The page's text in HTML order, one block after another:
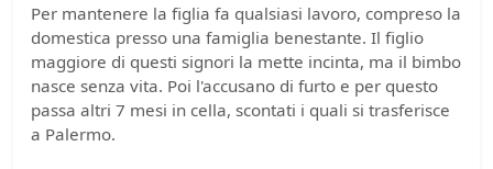
Per mantenere la figlia fa qualsiasi lavoro, compreso la
domestica presso una famiglia benestante. Il figlio
maggiore di questi signori la mette incinta, ma il bimbo
nasce senza vita. Poi l'accusano di furto e per questo
passa altri 7 mesi in cella, scontati i quali si trasferisce
a Palermo.